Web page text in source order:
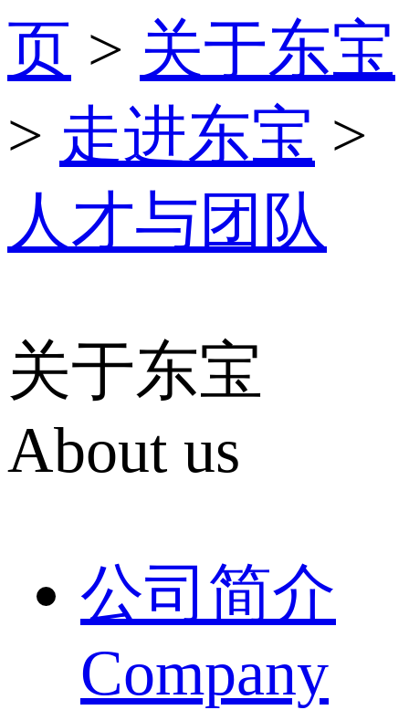
页 > 关于东宝
> 走进东宝 >
人才与团队
关于东宝
About us
公司简介
Company